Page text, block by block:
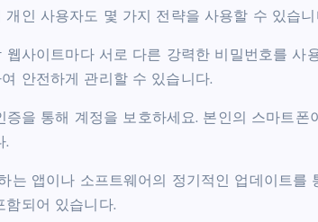
개인 사용자도 몇 가지 전략을 사용할 수 있습니
웹사이트마다 서로 다른 강력한 비밀번호를 사
안전하게 관리할 수 있습니다.
증을 통해 계정을 보호하세요. 본인의 스마트
.
는 앱이나 소프트웨어의 정기적인 업데이트를
함되어 있습니다.